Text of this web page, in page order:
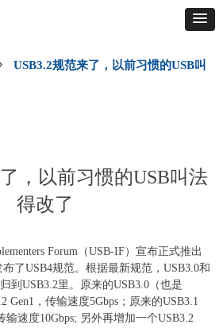
，以前习惯的USB叫法
得改了
Forum（USB-IF）宣布正式推出
了USB4规范。根据最新规范，USB3.0和
到USB3.2里。原来的USB3.0（也是
Gen1，传输速度5Gbps；原来的USB3.1
输速度10Gbps; 另外再增加一个USB3.2
USB3.2规范来了，以前习惯的USB叫